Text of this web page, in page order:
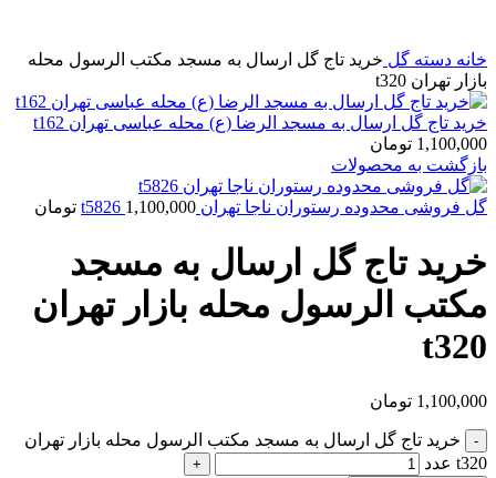
خانه دسته گل خرید تاج گل ارسال به مسجد مکتب الرسول محله
بازار تهران t320
خرید تاج گل ارسال به مسجد الرضا (ع) محله عباسی تهران t162
1,100,000 تومان
بازگشت به محصولات
گل فروشی محدوده رستوران ناجا تهران t5826 1,100,000 تومان
خرید تاج گل ارسال به مسجد
مکتب الرسول محله بازار تهران
t320
1,100,000 تومان
خرید تاج گل ارسال به مسجد مکتب الرسول محله بازار تهران
t320 عدد